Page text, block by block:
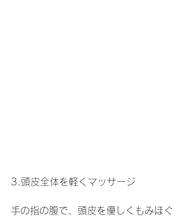
3.頭皮全体を軽くマッサージ
手の指の腹で、頭皮を優しくもみほぐ